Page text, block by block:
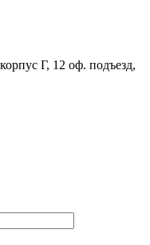
Г, 12 оф. подъезд,